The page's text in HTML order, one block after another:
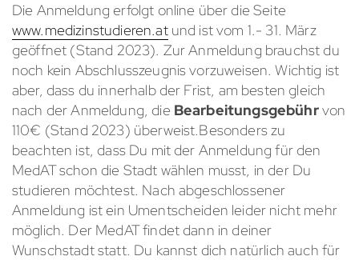
Die Anmeldung erfolgt online über die Seite
www.medizinstudieren.atund ist vom 1.- 31. März
geöffnet (Stand 2023). Zur Anmeldung brauchst du
noch kein Abschlusszeugnis vorzuweisen. Wichtig ist
aber, dass du innerhalb der Frist, am besten gleich
nach der Anmeldung, die Bearbeitungsgebührvon
110€ (Stand 2023) überweist.Besonders zu
beachten ist, dass Du mit der Anmeldung für den
MedAT schon die Stadt wählen musst, in der Du
studieren möchtest. Nach abgeschlossener
Anmeldung ist ein Umentscheiden leider nicht mehr
möglich. Der MedAT findet dann in deiner
Wunschstadt statt. Du kannst dich natürlich auch für